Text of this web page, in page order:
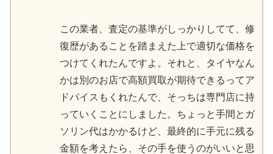
この業者、査定の基準がしっかりしてて、修
復歴があることを踏まえた上で適切な価格を
つけてくれたんですよ。それと、タイヤなん
かは別のお店で高額買取が期待できるってア
ドバイスもくれたんで、そっちは専門店に持
っていくことにしました。ちょっと手間とガ
ソリン代はかかるけど、最終的に手元に残る
金額を考えたら、その手を使うのがいいと思